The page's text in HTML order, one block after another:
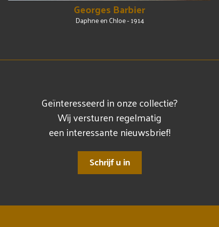
Georges Barbier
Daphne en Chloe - 1914
Geïnteresseerd in onze collectie?
Wij versturen regelmatig
een interessante nieuwsbrief!
Schrijf u in